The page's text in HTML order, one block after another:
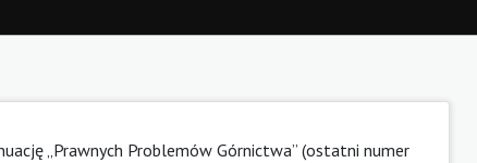
„Prawnych Problemów Górnictwa” (ostatni numer